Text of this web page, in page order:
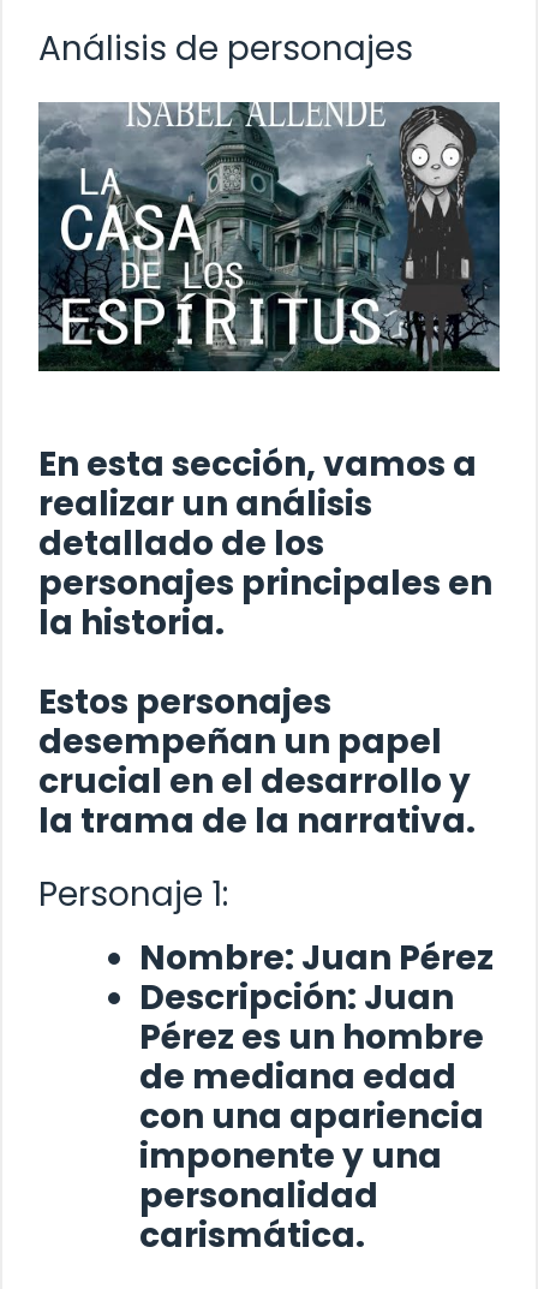
Análisis de personajes
En esta sección, vamos a
realizar un análisis
detallado de los
personajes principales en
la historia.
Estos personajes
desempeñan un papel
crucial en el desarrollo y
la trama de la narrativa.
Personaje 1:
Nombre: Juan Pérez
Descripción: Juan
Pérez es un hombre
de mediana edad
con una apariencia
imponente y una
personalidad
carismática.